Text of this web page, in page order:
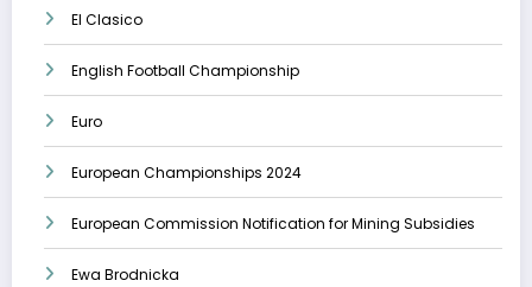
El Clasico
English Football Championship
Euro
European Championships 2024
European Commission Notification for Mining Subsidies
Ewa Brodnicka